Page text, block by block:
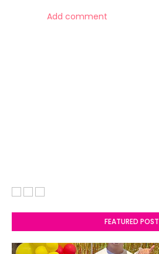
Add comment
FEATURED POST